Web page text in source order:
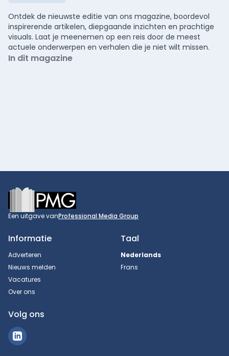
Ontdek de nieuwste editie van ons magazine, boordevol
inspirerende artikelen, diepgaande inzichten en prachtige
visuals. Laat je meenemen op een reis door de meest
actuele onderwerpen en verhalen die je niet wilt missen.
In dit magazine
Footer
Een uitgave vanProfessional Media Group
Informatie
Adverteren
Nieuws melden
Vacatures
Over ons
Taal
Nederlands
Frans
Volg ons